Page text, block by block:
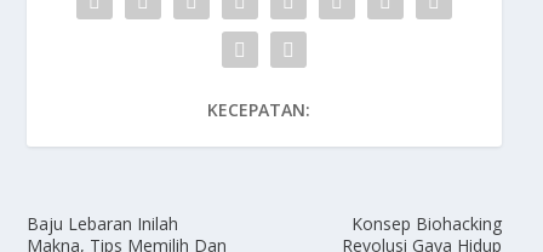
KECEPATAN:
Baju Lebaran Inilah
Makna, Tips Memilih Dan
Konsep Biohacking
Revolusi Gaya Hidup